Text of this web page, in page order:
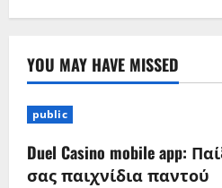
YOU MAY HAVE MISSED
public
Duel Casino mobile app:
σας παιχνίδια παντού